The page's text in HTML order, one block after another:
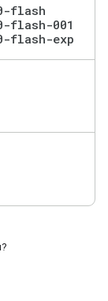
flash
flash-001
flash-exp